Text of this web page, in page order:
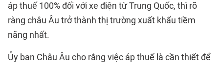
áp thuế 100% đối với xe điện từ Trung Quốc, thì rõ
ràng châu Âu trở thành thị trường xuất khẩu tiềm
năng nhất.
Ủy ban Châu Âu cho rằng việc áp thuế là cần thiết để